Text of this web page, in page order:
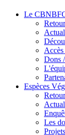
Le
Retour
Dons
Espèces
Retour
Les
Projets